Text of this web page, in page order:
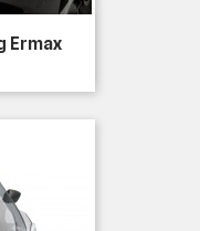
Ermax